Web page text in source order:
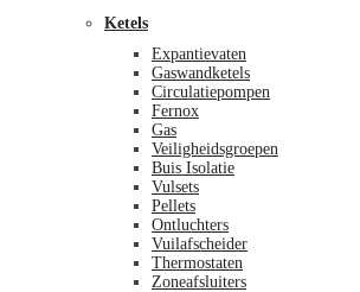
Ketels
Expantievaten
Gaswandketels
Circulatiepompen
Fernox
Gas
Veiligheidsgroepen
Buis Isolatie
Vulsets
Pellets
Ontluchters
Vuilafscheider
Thermostaten
Zoneafsluiters